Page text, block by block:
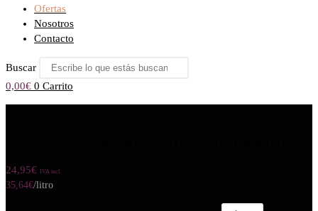
Ofertas
Nosotros
Contacto
Buscar
0,00€ 0 Carrito
24,95€ IVA incl.
35,64€/litro